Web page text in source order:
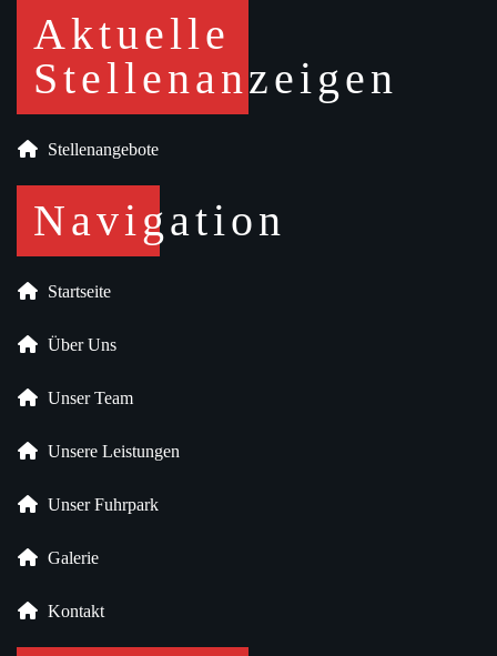
Aktuelle
Stellenanzeigen
Stellenangebote
Navigation
Startseite
Über Uns
Unser Team
Unsere Leistungen
Unser Fuhrpark
Galerie
Kontakt